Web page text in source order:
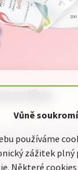
Vůně soukromí
používáme
zážitek
Některé
průvodce
Naleznete zde